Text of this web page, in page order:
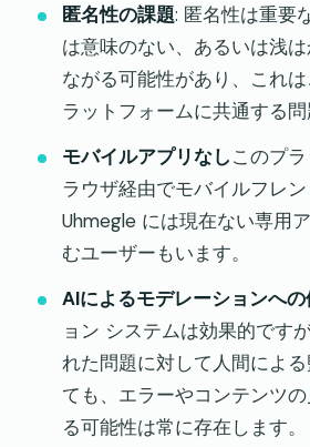
匿名性の課題: 匿名性は重要
は意味のない、あるいは浅
ながる可能性があり、これ
ラットフォームに共通する問
モバイルアプリなしこのプ
ラウザ経由でモバイルフレン
Uhmegle には現在ない専用
むユーザーもいます。
AIによるモデレーションへ
ョン システムは効果的です
れた問題に対して人間によ
ても、エラーやコンテンツ
る可能性は常に存在します。